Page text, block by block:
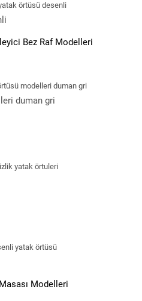
Bez Raf Modelleri
duman gri
Modelleri